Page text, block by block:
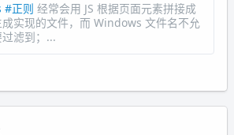
#正则 经常会用 JS 根据页面元素拼接成
实现的文件，而 Windows 文件名不允
滤到；...